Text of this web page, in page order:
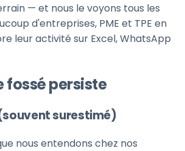
— et nous le voyons tous les
d'entreprises, PME et TPE en
leur activité sur Excel, WhatsApp
fossé persiste
surestimé)
nous entendons chez nos